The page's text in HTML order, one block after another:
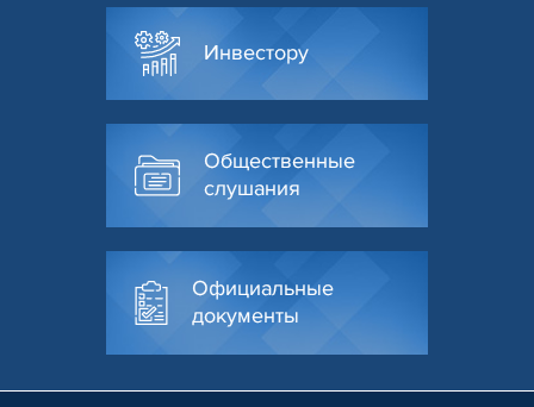
Инвестору
Общественные
слушания
Официальные
документы